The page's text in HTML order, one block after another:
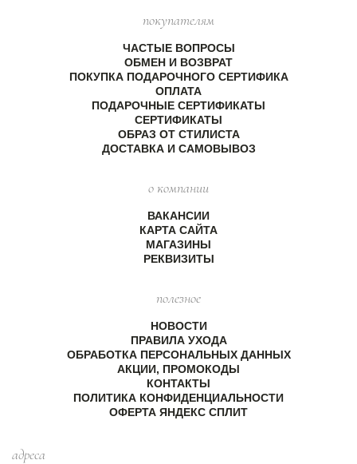
покупателям
ЧАСТЫЕ ВОПРОСЫ
ОБМЕН И ВОЗВРАТ
ПОКУПКА ПОДАРОЧНОГО СЕРТИФИКА
ОПЛАТА
ПОДАРОЧНЫЕ СЕРТИФИКАТЫ
СЕРТИФИКАТЫ
ОБРАЗ ОТ СТИЛИСТА
ДОСТАВКА И САМОВЫВОЗ
о компании
ВАКАНСИИ
КАРТА САЙТА
МАГАЗИНЫ
РЕКВИЗИТЫ
полезное
НОВОСТИ
ПРАВИЛА УХОДА
ОБРАБОТКА ПЕРСОНАЛЬНЫХ ДАННЫХ
АКЦИИ, ПРОМОКОДЫ
КОНТАКТЫ
ПОЛИТИКА КОНФИДЕНЦИАЛЬНОСТИ
ОФЕРТА ЯНДЕКС СПЛИТ
адреса